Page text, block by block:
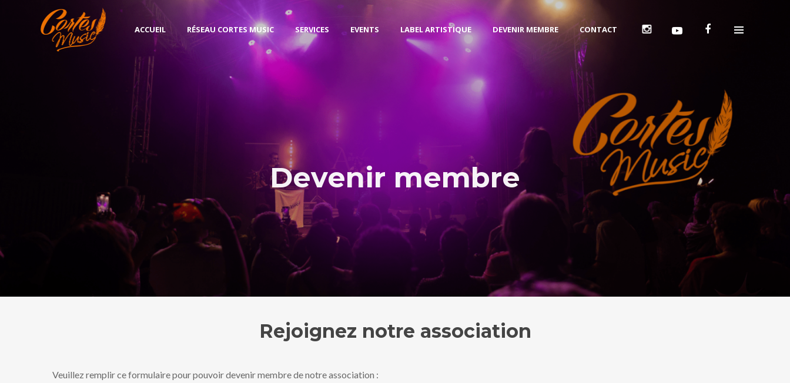
Cortes Music
La force de Cortes est basée sur
l’entraide. Les artistes soumettent leurs
projets et l’association met tout en
oeuvre pour les soutenir dans leurs
démarches. Les membres qui le désirent
peuvent participer activement au
ACCUEIL RÉSEAU CORTES MUSIC SERVICES EVENTS LABEL ARTISTIQUE DEVENIR MEMBRE CONTACT
Devenir membre
Rejoignez notre association
Veuillez remplir ce formulaire pour pouvoir devenir membre de notre association :